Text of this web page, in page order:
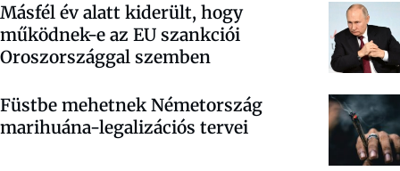
Másfél év alatt kiderült, hogy
működnek-e az EU szankciói
Oroszországgal szemben
Füstbe mehetnek Németország
marihuána-legalizációs tervei